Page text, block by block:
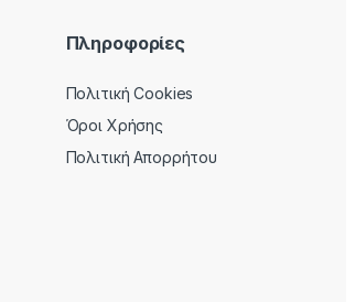
Πληροφορίες
Πολιτική Cookies
Όροι Χρήσης
Πολιτική Απορρήτου